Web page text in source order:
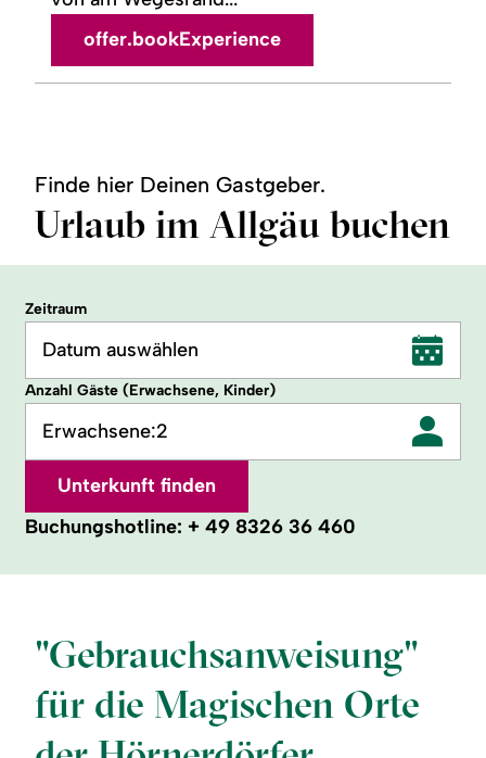
offer.bookExperience
Finde hier Deinen Gastgeber.
Urlaub im Allgäu buchen
Zeitraum
Datum auswählen
Anzahl Gäste (Erwachsene, Kinder)
2
Erwachsene:
Unterkunft finden
Buchungshotline: + 49 8326 36 460
"Gebrauchsanweisung"
für die Magischen Orte